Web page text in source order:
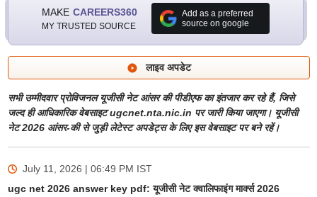
MAKE CAREERS360
MY TRUSTED SOURCE
Add as a preferred
source on google
लाइव अपडेट
सभी उम्मीदवार प्रोविजनल यूजीसी नेट आंसर की पीडीएफ का इंतजार कर रहे हैं, जिसे
जल्द ही आधिकारिक वेबसाइट ugcnet.nta.nic.in पर जारी किया जाएगा। यूजीसी
नेट 2026 आंसर-की से जुड़ी लेटेस्ट अपडेट्स के लिए इस वेबसाइट पर बने रहें।
July 11, 2026 | 06:49 PM IST
ugc net 2026 answer key pdf: यूजीसी नेट क्वालिफाइंग मार्क्स 2026